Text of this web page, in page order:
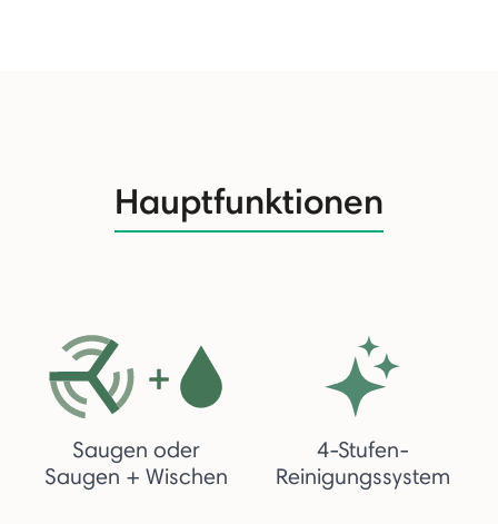
Hauptfunktionen
Saugen oder
Saugen + Wischen
4-Stufen-
Reinigungssystem